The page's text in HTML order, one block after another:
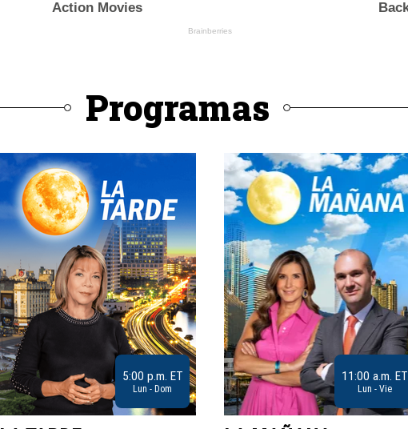
Programas
5:00 p.m. ET
Lun - Dom
11:00 a.m. ET
Lun - Vie